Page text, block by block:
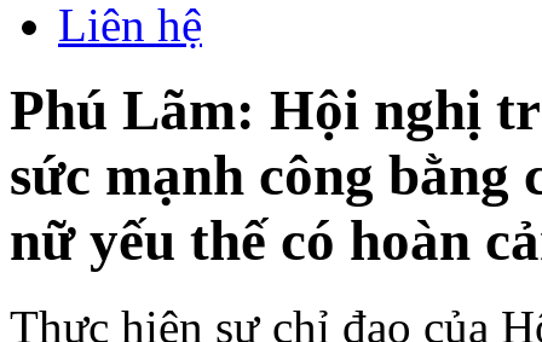
Liên hệ
Phú Lãm: Hội nghị
sức mạnh công
nữ yếu thế có hoàn
Thực hiện sự chỉ đạo của